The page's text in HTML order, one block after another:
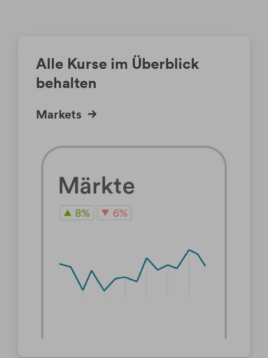
liegenden Index unterscheiden. Durch
diesen Tracking Error besteht für den
Anleger das Risiko, nicht an der
teilzuhaben.
Alle Kurse im Überblick
behalten
Markets